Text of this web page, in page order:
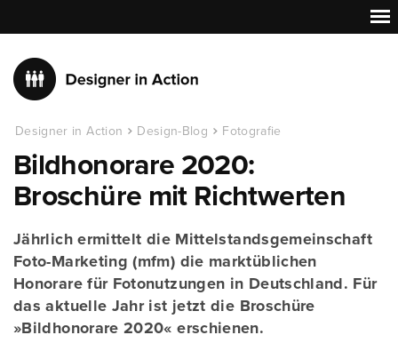
Designer in Action Design-Blog Fotografie
Bildhonorare 2020:
Broschüre mit Richtwerten
Jährlich ermittelt die Mittelstandsgemeinschaft
Foto-Marketing (mfm) die marktüblichen
Honorare für Fotonutzungen in Deutschland. Für
das aktuelle Jahr ist jetzt die Broschüre
»Bildhonorare 2020« erschienen.